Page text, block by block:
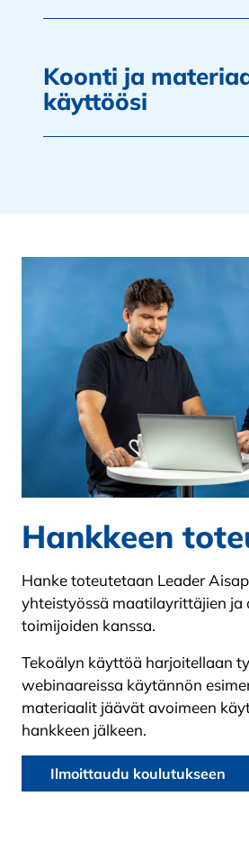
Koonti ja
käyttöösi
Hankkeen
Hanke toteutetaan Leader
yhteistyössä maatilayrittäjien ja
toimijoiden kanssa.
Tekoälyn käyttöä harjoitellaan
webinaareissa käytännön
materiaalit jäävät avoimeen
hankkeen jälkeen.
Ilmoittaudu koulutukseen